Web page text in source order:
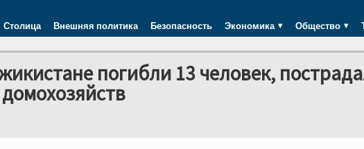
Столица Внешняя политика Безопасность Экономика Общество
погибли 13 человек,